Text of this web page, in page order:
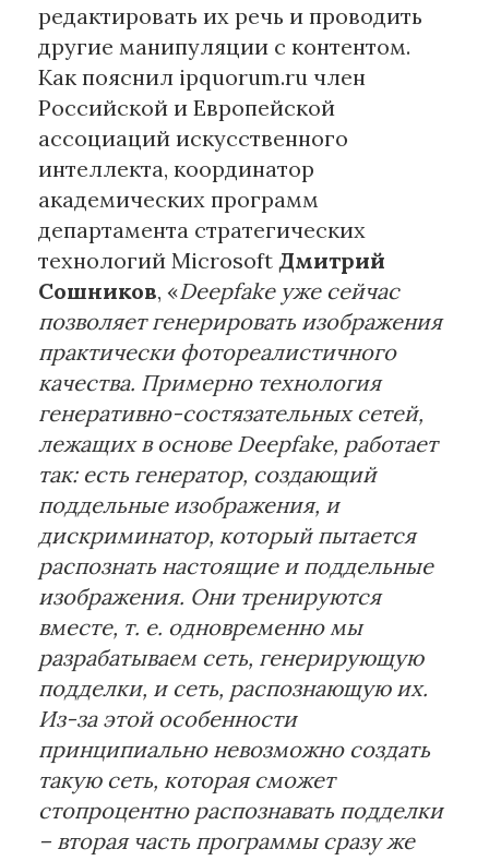
редактировать их речь и проводить
другие манипуляции с контентом.
Как пояснил ipquorum.ru член
Российской и Европейской
ассоциаций искусственного
интеллекта, координатор
академических программ
департамента стратегических
технологий Microsoft Дмитрий
Сошников, «Deepfake уже сейчас
позволяет генерировать изображения
практически фотореалистичного
качества. Примерно технология
генеративно-состязательных сетей,
лежащих в основе Deepfake, работает
так: есть генератор, создающий
поддельные изображения, и
дискриминатор, который пытается
распознать настоящие и поддельные
изображения. Они тренируются
вместе, т. е. одновременно мы
разрабатываем сеть, генерирующую
подделки, и сеть, распознающую их.
Из-за этой особенности
принципиально невозможно создать
такую сеть, которая сможет
стопроцентно распознавать подделки
– вторая часть программы сразу же